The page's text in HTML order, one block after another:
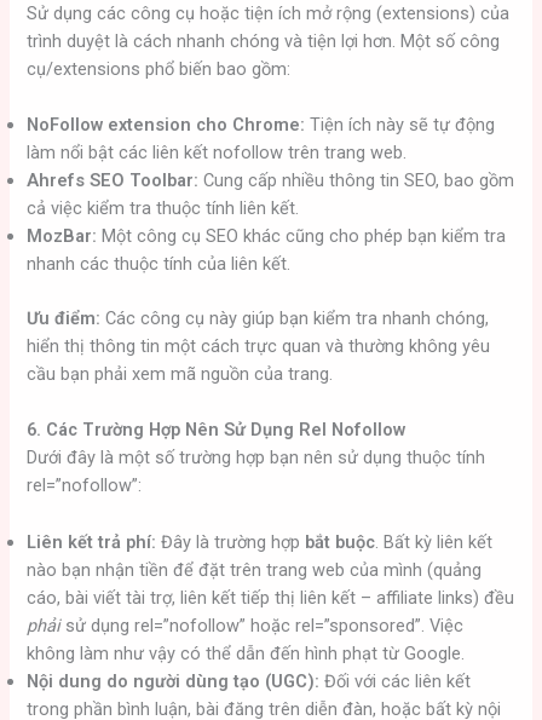
Sử dụng các công cụ hoặc tiện ích mở rộng (extensions) của
trình duyệt là cách nhanh chóng và tiện lợi hơn. Một số công
cụ/extensions phổ biến bao gồm:
NoFollow extension cho Chrome: Tiện ích này sẽ tự động
làm nổi bật các liên kết nofollow trên trang web.
Ahrefs SEO Toolbar: Cung cấp nhiều thông tin SEO, bao gồm
cả việc kiểm tra thuộc tính liên kết.
MozBar: Một công cụ SEO khác cũng cho phép bạn kiểm tra
nhanh các thuộc tính của liên kết.
Ưu điểm: Các công cụ này giúp bạn kiểm tra nhanh chóng,
hiển thị thông tin một cách trực quan và thường không yêu
cầu bạn phải xem mã nguồn của trang.
6. Các Trường Hợp Nên Sử Dụng Rel Nofollow
Dưới đây là một số trường hợp bạn nên sử dụng thuộc tính
rel=”nofollow”:
Liên kết trả phí: Đây là trường hợp bắt buộc. Bất kỳ liên kết
nào bạn nhận tiền để đặt trên trang web của mình (quảng
cáo, bài viết tài trợ, liên kết tiếp thị liên kết – affiliate links) đều
phảisử dụng rel=”nofollow” hoặc rel=”sponsored”. Việc
không làm như vậy có thể dẫn đến hình phạt từ Google.
Nội dung do người dùng tạo (UGC): Đối với các liên kết
trong phần bình luận, bài đăng trên diễn đàn, hoặc bất kỳ nội